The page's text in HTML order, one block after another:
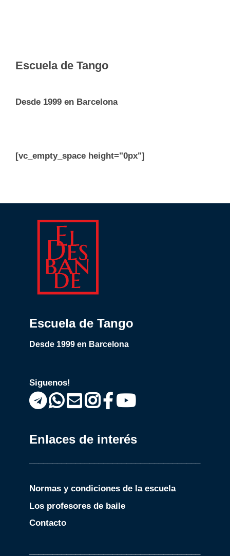
Escuela de Tango
Desde 1999 en Barcelona
[vc_empty_space height="0px"]
Escuela de Tango
Desde 1999 en Barcelona
Siguenos!
Enlaces de interés
Normas y condiciones de la escuela
Los profesores de baile
Contacto